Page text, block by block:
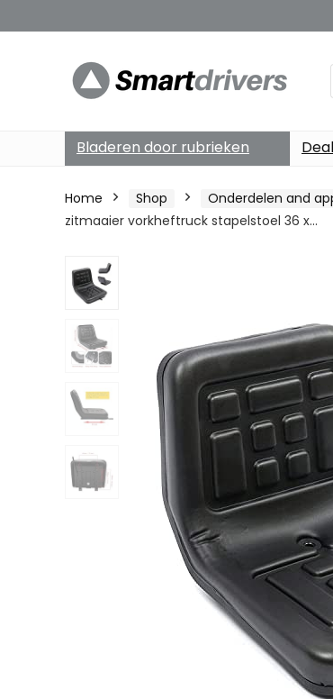
Bladeren door rubrieken
Home Shop Onderdelen and
zitmaaier vorkheftruck stapelstoel 36 x…